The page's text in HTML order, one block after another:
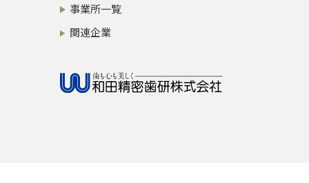
事業所一覧
関連企業